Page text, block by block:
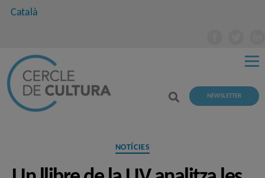
Català
NEWSLETTER
Categories
NOTÍCIES